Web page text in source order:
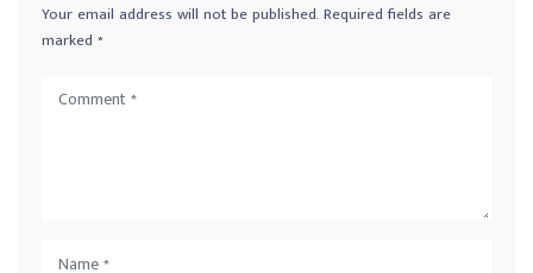
Your email address will not be published.Required fields are
marked *